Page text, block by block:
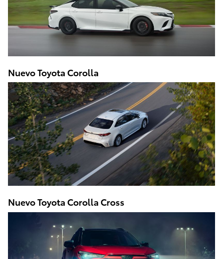
Nuevo Toyota Corolla
Nuevo Toyota Corolla Cross